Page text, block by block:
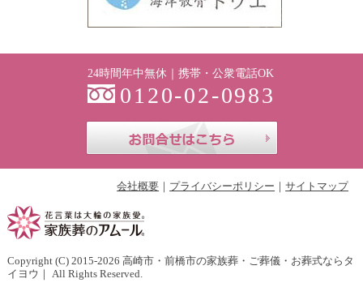
24時間年中無休｜携帯・公衆電話OK
0120-02-0983
会社概要 プライバシーポリシー サイトマップ
Copyright (C) 2015-2026 高崎市・前橋市の家族葬・ご葬儀・お葬式ならタ
イヨウ ｜ All Rights Reserved.